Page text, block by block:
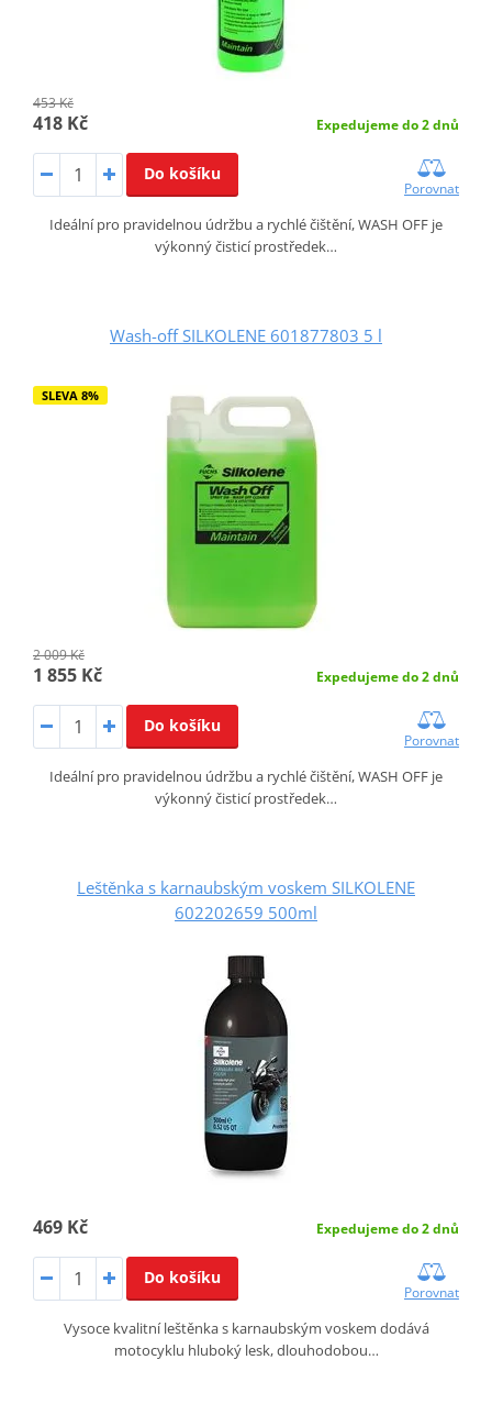
453 Kč
418 Kč Expedujeme do 2 dnů
Do košíku
Porovnat
Ideální pro pravidelnou údržbu a rychlé čištění, WASH OFF je
výkonný čisticí prostředek…
Wash-off SILKOLENE 601877803 5 l
SLEVA 8%
2 009 Kč
1 855 Kč Expedujeme do 2 dnů
Do košíku
Porovnat
Ideální pro pravidelnou údržbu a rychlé čištění, WASH OFF je
výkonný čisticí prostředek…
Leštěnka s karnaubským voskem SILKOLENE
602202659 500ml
469 Kč Expedujeme do 2 dnů
Do košíku
Porovnat
Vysoce kvalitní leštěnka s karnaubským voskem dodává
motocyklu hluboký lesk, dlouhodobou…